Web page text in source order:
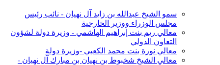
سمو الشيخ عبدالله بن زايد آل نهيان - نائب رئيس
مجلس الوزراء ووزير الخارجية
معالي ريم بنت إبراهيم الهاشمي - وزيرة دولة لشؤون
التعاون الدولي
معالي نورة بنت محمد الكعبي -وزيرة دولة
معالي الشيخ شخبوط بن نهيان بن مبارك آل نهيان -